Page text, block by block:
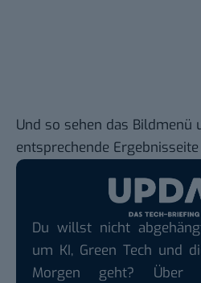
Und so sehen das Bildmenü
entsprechende
Du willst nicht
um KI, Green Tech und
Morgen geht? Über